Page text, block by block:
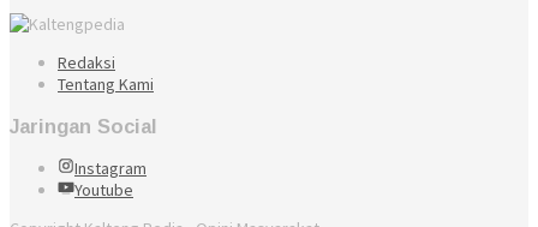
Redaksi
Tentang Kami
Jaringan Social
Instagram
Youtube